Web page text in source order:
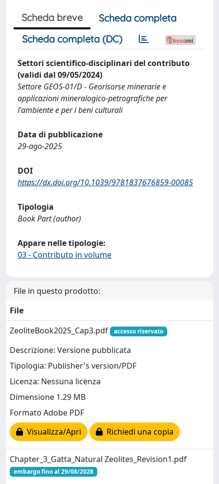
Scheda breve
Scheda completa
Scheda completa (DC)
Settori scientifico-disciplinari del contributo
(validi dal 09/05/2024)
Settore GEOS-01/D - Georisorse minerarie e
applicazioni mineralogico-petrografiche per
l'ambiente e per i beni culturali
Data di pubblicazione
29-ago-2025
DOI
https://dx.doi.org/10.1039/9781837676859-00085
Tipologia
Book Part (author)
Appare nelle tipologie:
03 - Contributo in volume
File in questo prodotto:
File
ZeoliteBook2025_Cap3.pdf
accesso riservato
Descrizione: Versione pubblicata
Tipologia: Publisher's version/PDF
Licenza: Nessuna licenza
Dimensione 1.29 MB
Formato Adobe PDF
Visualizza/Apri
Richiedi una copia
Chapter_3_Gatta_Natural Zeolites_Revision1.pdf
embargo fino al 29/08/2028